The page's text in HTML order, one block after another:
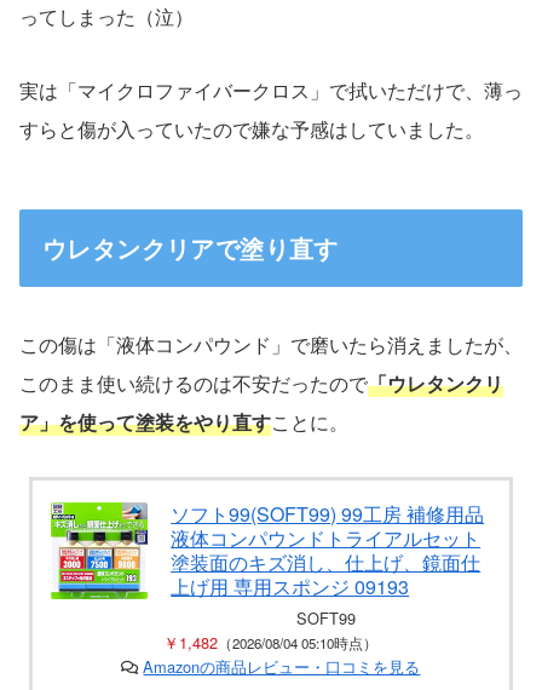
ってしまった（泣）
実は「マイクロファイバークロス」で拭いただけで、薄っ
すらと傷が入っていたので嫌な予感はしていました。
ウレタンクリアで塗り直す
この傷は「液体コンパウンド」で磨いたら消えましたが、
このまま使い続けるのは不安だったので「ウレタンクリ
ア」を使って塗装をやり直すことに。
ソフト99(SOFT99) 99工房 補修用品
液体コンパウンドトライアルセット
塗装面のキズ消し、仕上げ、鏡面仕
上げ用 専用スポンジ 09193
SOFT99
￥1,482 （2026/08/04 05:10時点）
Amazonの商品レビュー・口コミを見る